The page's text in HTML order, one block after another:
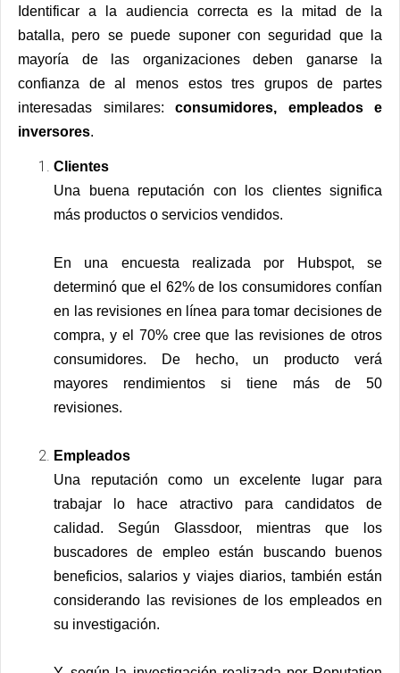
Identificar a la audiencia correcta es la mitad de la
batalla, pero se puede suponer con seguridad que la
mayoría de las organizaciones deben ganarse la
confianza de al menos estos tres grupos de partes
interesadas similares: consumidores, empleados e
inversores.
Clientes
Una buena reputación con los clientes significa
más productos o servicios vendidos.
En una encuesta realizada por Hubspot, se
determinó que el 62% de los consumidores confían
en las revisiones en línea para tomar decisiones de
compra, y el 70% cree que las revisiones de otros
consumidores. De hecho, un producto verá
mayores rendimientos si tiene más de 50
revisiones.
Empleados
Una reputación como un excelente lugar para
trabajar lo hace atractivo para candidatos de
calidad. Según Glassdoor, mientras que los
buscadores de empleo están buscando buenos
beneficios, salarios y viajes diarios, también están
considerando las revisiones de los empleados en
su investigación.